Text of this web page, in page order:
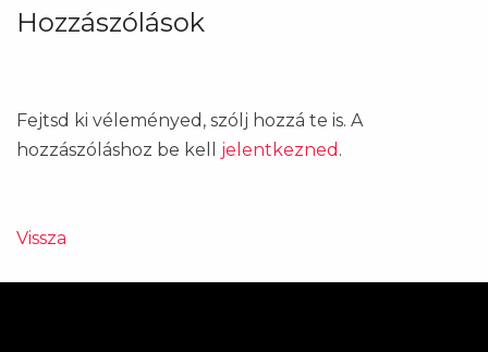
Hozzászólások
Fejtsd ki véleményed, szólj hozzá te is. A
hozzászóláshoz be kell jelentkezned .
Vissza